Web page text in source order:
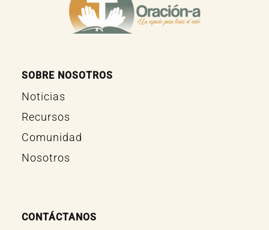
SOBRE NOSOTROS
Noticias
Recursos
Comunidad
Nosotros
CONTÁCTANOS